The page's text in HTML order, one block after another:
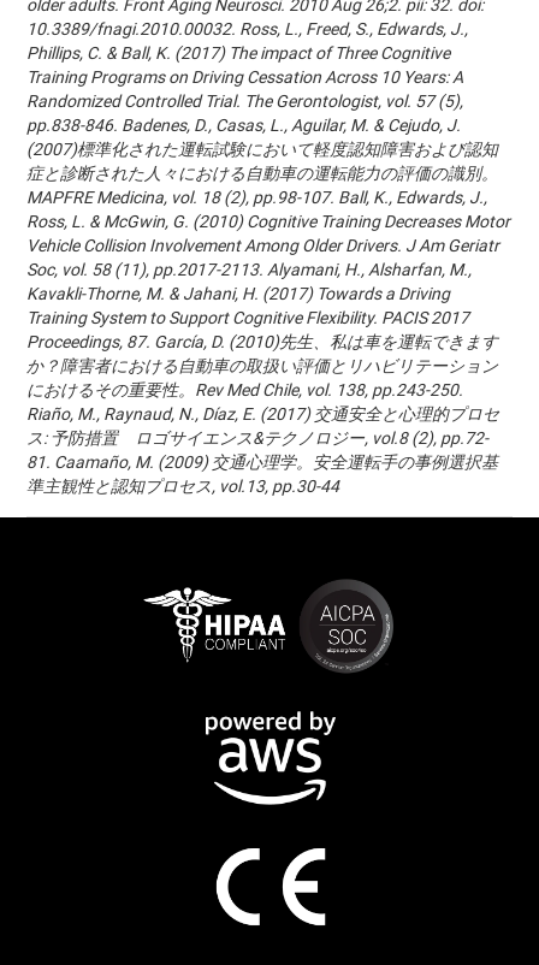
older adults. Front Aging Neurosci. 2010 Aug 26;2. pii: 32. doi:
10.3389/fnagi.2010.00032. Ross, L., Freed, S., Edwards, J.,
Phillips, C. & Ball, K. (2017) The impact of Three Cognitive
Training Programs on Driving Cessation Across 10 Years: A
Randomized Controlled Trial. The Gerontologist, vol. 57 (5),
pp.838-846. Badenes, D., Casas, L., Aguilar, M. & Cejudo, J.
(2007)標準化された運転試験において軽度認知障害および認知
症と診断された人々における自動車の運転能力の評価の識別。
MAPFRE Medicina, vol. 18 (2), pp.98-107. Ball, K., Edwards, J.,
Ross, L. & McGwin, G. (2010) Cognitive Training Decreases Motor
Vehicle Collision Involvement Among Older Drivers. J Am Geriatr
Soc, vol. 58 (11), pp.2017-2113. Alyamani, H., Alsharfan, M.,
Kavakli-Thorne, M. & Jahani, H. (2017) Towards a Driving
Training System to Support Cognitive Flexibility. PACIS 2017
Proceedings, 87. García, D. (2010)先生、私は車を運転できます
か？障害者における自動車の取扱い評価とリハビリテーション
におけるその重要性。Rev Med Chile, vol. 138, pp.243-250.
Riaño, M., Raynaud, N., Díaz, E. (2017) 交通安全と心理的プロセ
ス: 予防措置 ロゴサイエンス&テクノロジー, vol.8 (2), pp.72-
81. Caamaño, M. (2009) 交通心理学。安全運転手の事例選択基
準主観性と認知プロセス, vol.13, pp.30-44